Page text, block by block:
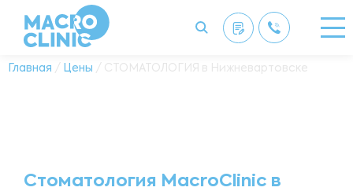
Главная / Цены / СТОМАТОЛОГИЯ в Нижневартовске
Стоматология MacroClinic в